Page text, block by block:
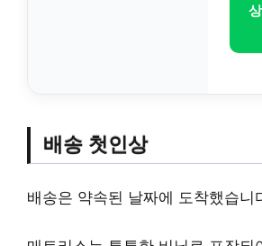
배송 첫인상
배송은 약속된 날짜에 도착했습니